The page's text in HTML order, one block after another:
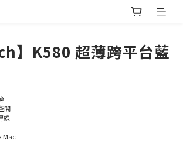
】K580 超薄跨平台藍
間
線
Mac